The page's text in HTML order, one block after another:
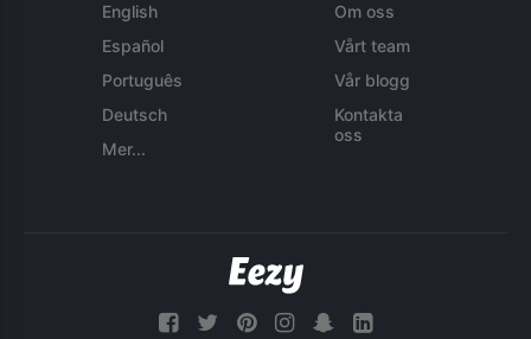
English
Español
Português
Deutsch
Mer...
Om oss
Vårt team
Vår blogg
Kontakta
oss